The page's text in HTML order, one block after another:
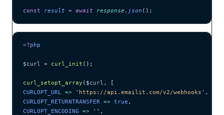
const result = await response . json ();
<?php
$curl = curl_init ();
curl_setopt_array ($curl ,
[
CURLOPT_URL => ' https://api.emailit.com/v2/webhooks ' ,
CURLOPT_RETURNTRANSFER => true ,
CURLOPT_ENCODING => '' ,